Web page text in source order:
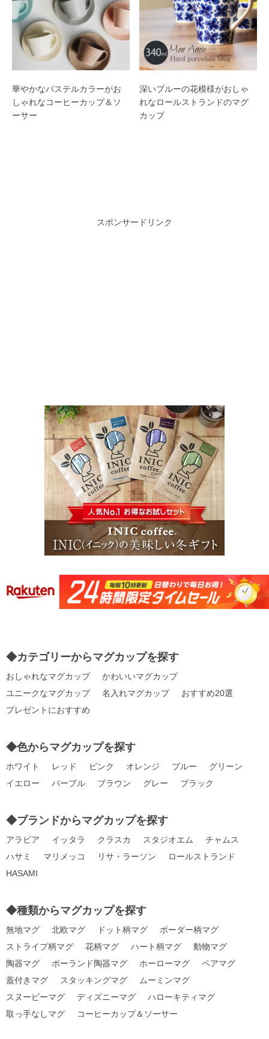
華やかなパステルカラーがお
しゃれなコーヒーカップ＆ソ
ーサー
深いブルーの花模様がおしゃ
れなロールストランドのマグ
カップ
スポンサードリンク
◆カテゴリーからマグカップを探す
おしゃれなマグカップ
かわいいマグカップ
ユニークなマグカップ
名入れマグカップ
おすすめ20選
プレゼントにおすすめ
◆色からマグカップを探す
ホワイト レッド ピンク オレンジ ブルー
グリーン
イエロー
パープル ブラウン グレー ブラック
◆ブランドからマグカップを探す
アラビア イッタラ クラスカ スタジオエム
チャムス
ハサミ
マリメッコ リサ・ラーソン
ロールストランド
HASAMI
◆種類からマグカップを探す
無地マグ 北欧マグ ドット柄マグ
ボーダー柄マグ
ストライプ柄マグ
花柄マグ ハート柄マグ
動物マグ
陶器マグ
ポーランド陶器マグ ホーローマグ
ペアマグ
蓋付きマグ
スタッキングマグ
ムーミンマグ
スヌーピーマグ
ディズニーマグ
ハローキティマグ
取っ手なしマグ
コーヒーカップ＆ソーサー